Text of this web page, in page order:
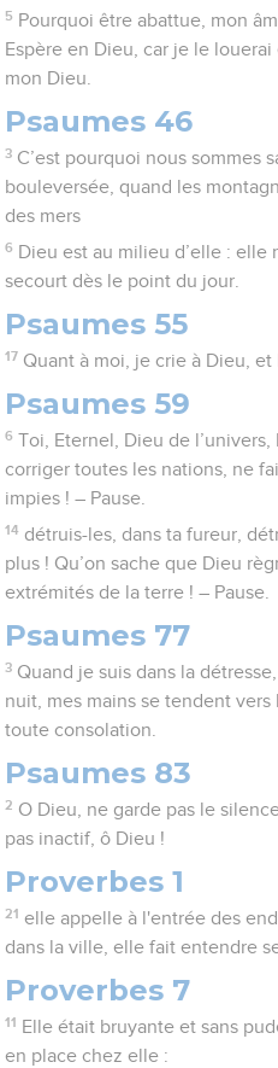
5 Pourquoi être abattue, mon
Espère en Dieu, car je le
mon Dieu.
Psaumes 46
3 C’est pourquoi nous sommes
bouleversée, quand les
des mers
6 Dieu est au milieu d’elle : elle
secourt dès le point du jour.
Psaumes 55
17 Quant à moi, je crie à Dieu, et
Psaumes 59
6 Toi, Eternel, Dieu de
corriger toutes les nations, ne
impies ! – Pause.
14 détruis-les, dans ta fureur,
plus ! Qu’on sache que Dieu
extrémités de la terre ! – Pause.
Psaumes 77
3 Quand je suis dans la
nuit, mes mains se tendent vers
toute consolation.
Psaumes 83
2 O Dieu, ne garde pas le
pas inactif, ô Dieu !
Proverbes 1
21 elle appelle à l'entrée des
dans la ville, elle fait entendre
Proverbes 7
11 Elle était bruyante et sans
en place chez elle :